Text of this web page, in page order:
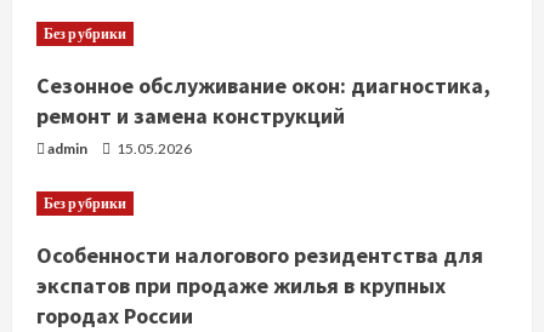
Без рубрики
Сезонное обслуживание окон: диагностика,
ремонт и замена конструкций
admin 15.05.2026
Без рубрики
Особенности налогового резидентства для
экспатов при продаже жилья в крупных
городах России